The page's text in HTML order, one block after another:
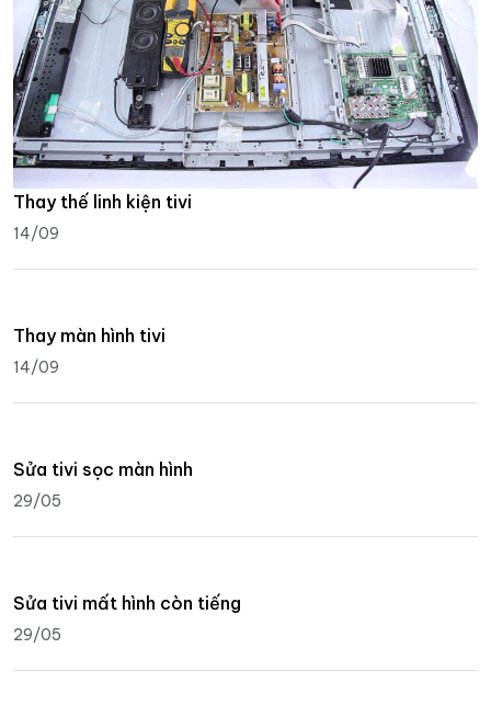
Thay thế linh kiện tivi
14/09
Thay màn hình tivi
14/09
Sửa tivi sọc màn hình
29/05
Sửa tivi mất hình còn tiếng
29/05